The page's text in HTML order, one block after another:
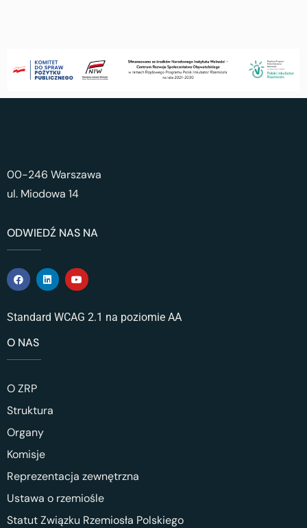
00-246 Warszawa
ul. Miodowa 14
ODWIEDŹ NAS NA
Standard WCAG 2.1 na poziomie AA
O NAS
O ZRP
Struktura
Organy
Komisje
Reprezentacja zewnętrzna
Ustawa o rzemiośle
Statut Związku Rzemiosła Polskiego